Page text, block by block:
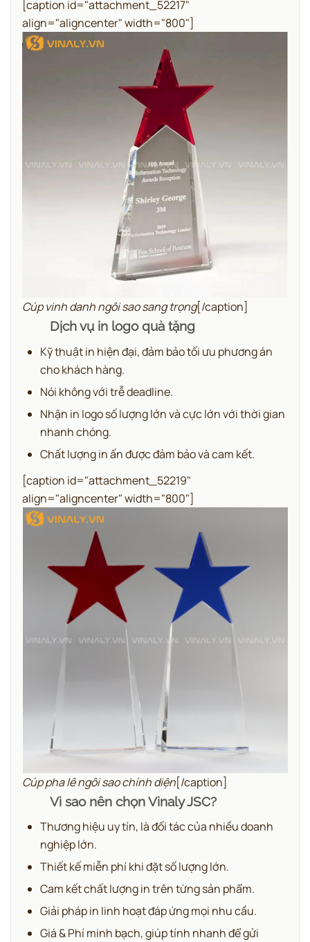
[caption id="attachment_52217"
align="aligncenter" width="800"]
Cúp vinh danh ngôi sao sang trọng[/caption]
Dịch vụ in logo quà tặng
Kỹ thuật in hiện đại, đảm bảo tối ưu phương án
cho khách hàng.
Nói không với trễ deadline.
Nhận in logo số lượng lớn và cực lớn với thời gian
nhanh chóng.
Chất lượng in ấn được đảm bảo và cam kết.
[caption id="attachment_52219"
align="aligncenter" width="800"]
Cúp pha lê ngôi sao chính diện[/caption]
Vì sao nên chọn Vinaly JSC?
Thương hiệu uy tín, là đối tác của nhiều doanh
nghiệp lớn.
Thiết kế miễn phí khi đặt số lượng lớn.
Cam kết chất lượng in trên từng sản phẩm.
Giải pháp in linh hoạt đáp ứng mọi nhu cầu.
Giá & Phí minh bạch, giúp tính nhanh để gửi